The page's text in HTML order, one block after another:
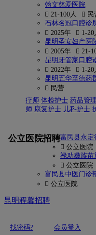
翰文慈爱医院
 21-100人
 民
石林名冠口腔诊
 2025年
 1-20
昆明圣安妇产医
 2005年
 21-
昆明牙管家口腔
 2022年
 1-20
昆明五华至德药
 民营
疗师 体检护士 药品管理
师 康复护士 儿科护士
公立医院招聘富民县永定
 公立医院
禄劝彝族苗
 公立医院
富民县中医门诊
 公立医院
昆明程馨招聘
找密码? 会员登入